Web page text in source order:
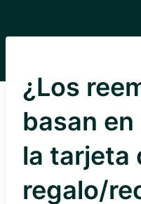
¿Los
basan
la tarjeta
regalo/